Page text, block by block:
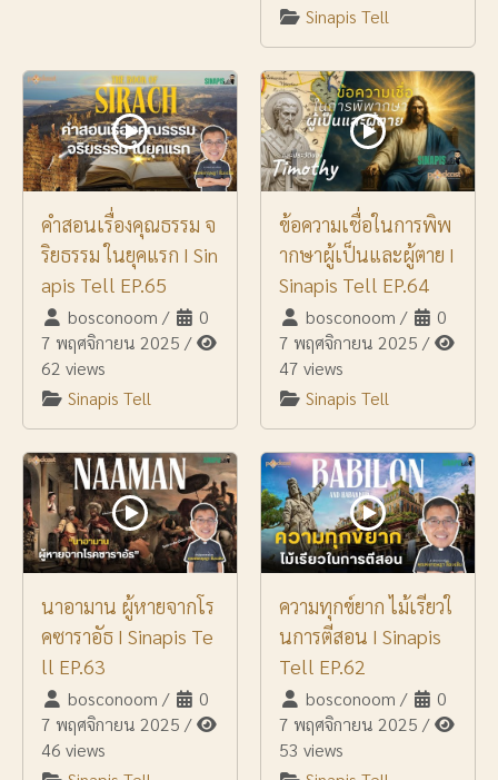
Sinapis Tell
คำสอนเรื่องคุณธรรม จ
ริยธรรม ในยุคแรก I Sin
apis Tell EP.65
bosconoom /
0
7 พฤศจิกายน 2025 /
62 views
Sinapis Tell
ข้อความเชื่อในการพิพ
ากษาผู้เป็นและผู้ตาย I
Sinapis Tell EP.64
bosconoom /
0
7 พฤศจิกายน 2025 /
47 views
Sinapis Tell
นาอามาน ผู้หายจากโร
คซาราอัธ I Sinapis Te
ll EP.63
bosconoom /
0
7 พฤศจิกายน 2025 /
46 views
ความทุกข์ยาก ไม้เรียวใ
นการตีสอน I Sinapis
Tell EP.62
bosconoom /
0
7 พฤศจิกายน 2025 /
53 views